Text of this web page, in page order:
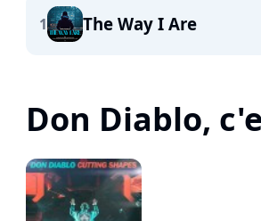
1 The Way I Are
Don Diablo,